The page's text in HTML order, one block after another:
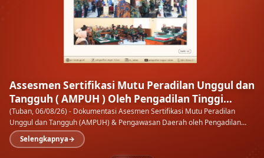
Kenal Pamit Kapolresta Tuban